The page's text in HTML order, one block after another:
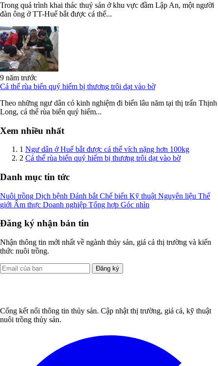
Trong quá trình khai thác thuỷ sản ở khu vực đầm Lập An, một người
đàn ông ở TT-Huế bắt được cá thể...
9 năm trước
Cá thể rùa biển quý hiếm bị thương trôi dạt vào bờ
Theo những ngư dân có kinh nghiệm đi biển lâu năm tại thị trấn Thịnh
Long, cá thể rùa biển quý hiếm...
Xem nhiều nhất
1 Ngư dân ở Huế bắt được cá thể vích nặng hơn 100kg
2 Cá thể rùa biển quý hiếm bị thương trôi dạt vào bờ
Danh mục tin tức
Nuôi trồng Dịch bệnh Đánh bắt Chế biến Kỹ thuật Nguyên liệu Thế
giới Ẩm thực Doanh nghiệp Tổng hợp Góc nhìn
Đăng ký nhận bản tin
Nhận thông tin mới nhất về ngành thủy sản, giá cả thị trường và kiến
thức nuôi trồng.
Đăng ký
Cổng kết nối thông tin thủy sản. Cập nhật thị trường, giá cả, kỹ thuật
nuôi trồng thủy sản.